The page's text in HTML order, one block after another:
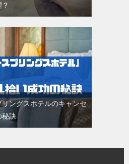
ングスホテルのキャンセ
秘訣